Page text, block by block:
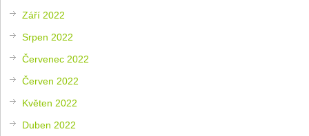
Září 2022
Srpen 2022
Červenec 2022
Červen 2022
Květen 2022
Duben 2022